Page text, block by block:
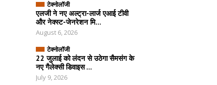
टेक्नोलॉजी
एलजी ने नए अल्ट्रा-लार्ज एआई टीवी
और नेक्स्ट-जेनरेशन मि...
August 6, 2026
टेक्नोलॉजी
22 जुलाई को लंदन से उठेगा सैमसंग के
नए गैलेक्सी डिवाइस ...
July 9, 2026